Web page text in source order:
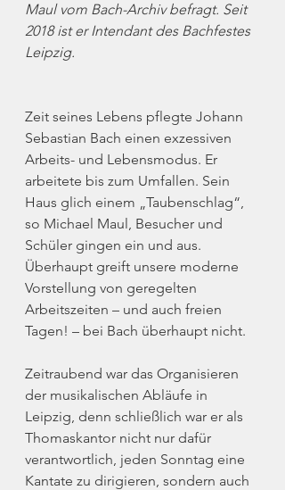
Maul vom Bach-Archiv befragt. Seit
2018 ist er Intendant des Bachfestes
Leipzig.
Zeit seines Lebens pflegte Johann
Sebastian Bach einen exzessiven
Arbeits- und Lebensmodus. Er
arbeitete bis zum Umfallen. Sein
Haus glich einem „Taubenschlag“,
so Michael Maul, Besucher und
Schüler gingen ein und aus.
Überhaupt greift unsere moderne
Vorstellung von geregelten
Arbeitszeiten – und auch freien
Tagen! – bei Bach überhaupt nicht.
Zeitraubend war das Organisieren
der musikalischen Abläufe in
Leipzig, denn schließlich war er als
Thomaskantor nicht nur dafür
verantwortlich, jeden Sonntag eine
Kantate zu dirigieren, sondern auch